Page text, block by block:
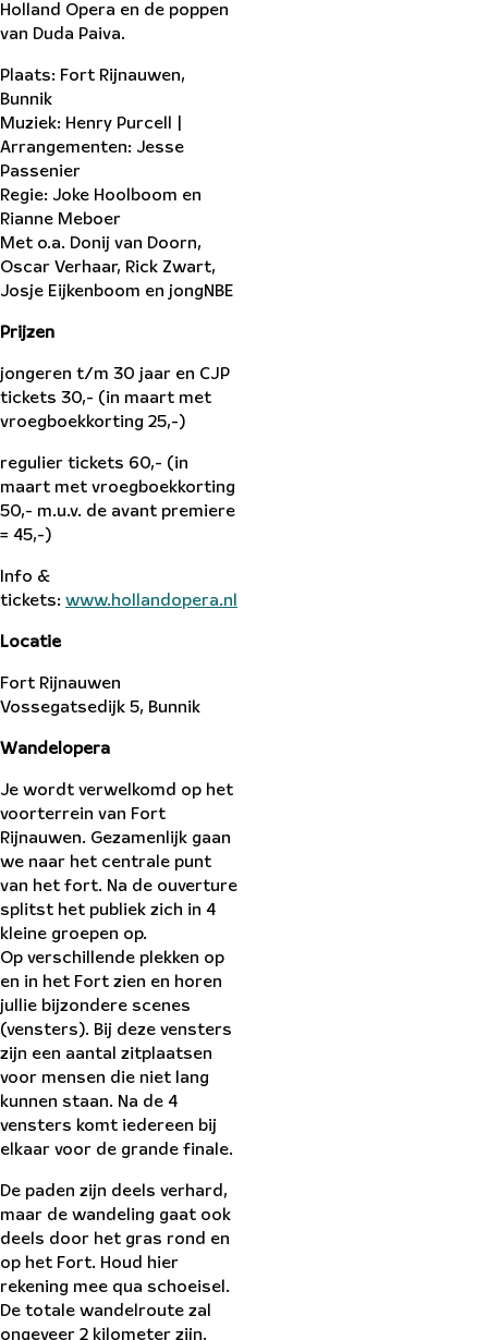
Holland Opera en de poppen
van Duda Paiva.
Plaats: Fort Rijnauwen,
Bunnik
Muziek: Henry Purcell |
Arrangementen: Jesse
Passenier
Regie: Joke Hoolboom en
Rianne Meboer
Met o.a. Donij van Doorn,
Oscar Verhaar, Rick Zwart,
Josje Eijkenboom en jongNBE
Prijzen
jongeren t/m 30 jaar en CJP
tickets 30,- (in maart met
vroegboekkorting 25,-)
regulier tickets 60,- (in
maart met vroegboekkorting
50,- m.u.v. de avant premiere
= 45,-)
Info &
tickets: www.hollandopera.nl
Locatie
Fort Rijnauwen
Vossegatsedijk 5, Bunnik
Wandelopera
Je wordt verwelkomd op het
voorterrein van Fort
Rijnauwen. Gezamenlijk gaan
we naar het centrale punt
van het fort. Na de ouverture
splitst het publiek zich in 4
kleine groepen op.
Op verschillende plekken op
en in het Fort zien en horen
jullie bijzondere scenes
(vensters). Bij deze vensters
zijn een aantal zitplaatsen
voor mensen die niet lang
kunnen staan. Na de 4
vensters komt iedereen bij
elkaar voor de grande finale.
De paden zijn deels verhard,
maar de wandeling gaat ook
deels door het gras rond en
op het Fort. Houd hier
rekening mee qua schoeisel.
De totale wandelroute zal
ongeveer 2 kilometer zijn.